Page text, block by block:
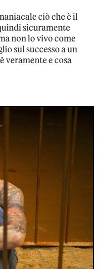
ciò che è il
sicuramente
non lo vivo come
sul successo a un
veramente e cosa